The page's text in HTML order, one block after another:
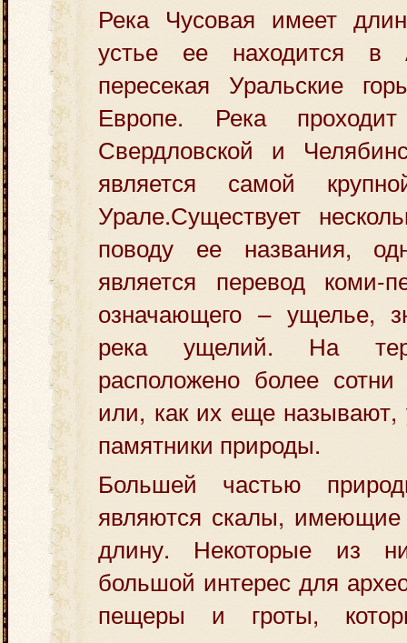
Река Чусовая имеет
устье ее находится
пересекая Уральские
Европе. Река
Свердловской и
является самой
Урале.Существует
поводу ее названия,
является перевод коми-
означающего – ущелье,
река ущелий. На
расположено более
или, как их еще называют,
памятники природы.
Большей частью
являются скалы,
длину. Некоторые из
большой интерес для
пещеры и гроты,